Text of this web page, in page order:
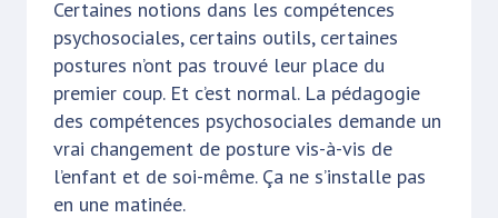
Certaines notions dans les compétences
psychosociales, certains outils, certaines
postures n’ont pas trouvé leur place du
premier coup. Et c’est normal. La pédagogie
des compétences psychosociales demande un
vrai changement de posture vis-à-vis de
l’enfant et de soi-même. Ça ne s’installe pas
en une matinée.